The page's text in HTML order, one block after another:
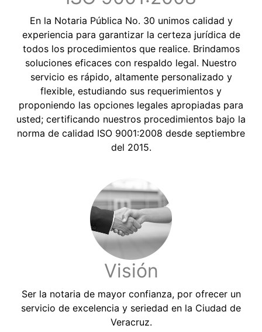
En la Notaria Pública No. 30 unimos calidad y
experiencia para garantizar la certeza jurídica de
todos los procedimientos que realice. Brindamos
soluciones eficaces con respaldo legal. Nuestro
servicio es rápido, altamente personalizado y
flexible, estudiando sus requerimientos y
proponiendo las opciones legales apropiadas para
usted; certificando nuestros procedimientos bajo la
norma de calidad ISO 9001:2008 desde septiembre
del 2015.
Visión
Ser la notaria de mayor confianza, por ofrecer un
servicio de excelencia y seriedad en la Ciudad de
Veracruz.